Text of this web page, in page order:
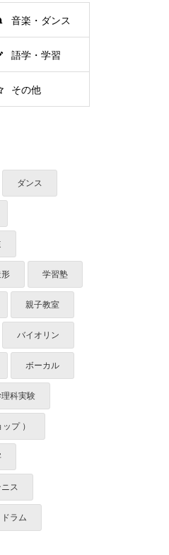
音楽・ダンス
語学・学習
その他
ダンス
学習塾
親子教室
バイオリン
ボーカル
科実験
プ ）
ニス
ラム